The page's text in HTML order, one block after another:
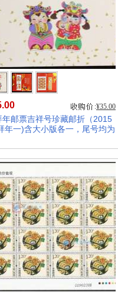
¥35.00
年邮票吉祥号珍藏邮折（2015
年一)含大小版各一，尾号均为